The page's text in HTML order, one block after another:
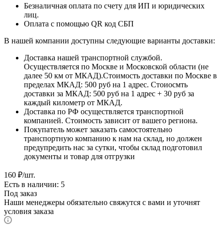
Безналичная оплата по счету для ИП и юридических
лиц.
Оплата с помощью QR код СБП
В нашей компании доступны следующие варианты доставки:
Доставка нашей транспортной службой.
Осуществляется по Москве и Московской области (не
далее 50 км от МКАД).Стоимость доставки по Москве в
пределах МКАД: 500 руб на 1 адрес. Стоиосмть
доставки за МКАД: 500 руб на 1 адрес + 30 руб за
каждый километр от МКАД.
Доставка по РФ осуществляется транспортной
компанией. Стоимость зависит от вашего региона.
Покупатель может заказать самостоятельно
транспортную компанию к нам на склад, но должен
предупредить нас за сутки, чтобы склад подготовил
документы и товар для отгрузки
160 ₽/шт.
Есть в наличии: 5
Под заказ
Наши менеджеры обязательно свяжутся с вами и уточнят
условия заказа